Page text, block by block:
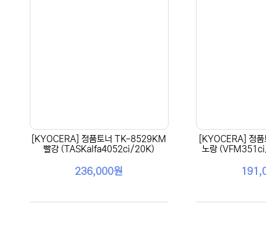
[KYOCERA] 정품토너 TK-8529KM
빨강 (TASKalfa4052ci/20K)
236,000원
[KYOCERA] 정
노랑